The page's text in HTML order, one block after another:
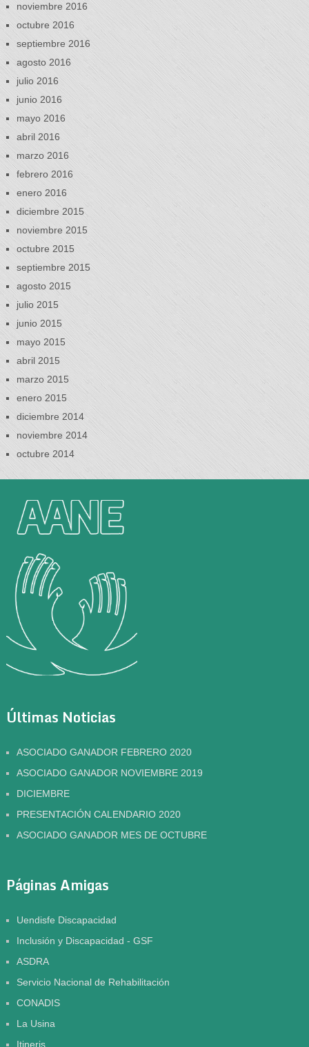
noviembre 2016
octubre 2016
septiembre 2016
agosto 2016
julio 2016
junio 2016
mayo 2016
abril 2016
marzo 2016
febrero 2016
enero 2016
diciembre 2015
noviembre 2015
octubre 2015
septiembre 2015
agosto 2015
julio 2015
junio 2015
mayo 2015
abril 2015
marzo 2015
enero 2015
diciembre 2014
noviembre 2014
octubre 2014
Últimas Noticias
ASOCIADO GANADOR FEBRERO 2020
ASOCIADO GANADOR NOVIEMBRE 2019
DICIEMBRE
PRESENTACIÓN CALENDARIO 2020
ASOCIADO GANADOR MES DE OCTUBRE
Páginas Amigas
Uendisfe Discapacidad
Inclusión y Discapacidad - GSF
ASDRA
Servicio Nacional de Rehabilitación
CONADIS
La Usina
Itineris